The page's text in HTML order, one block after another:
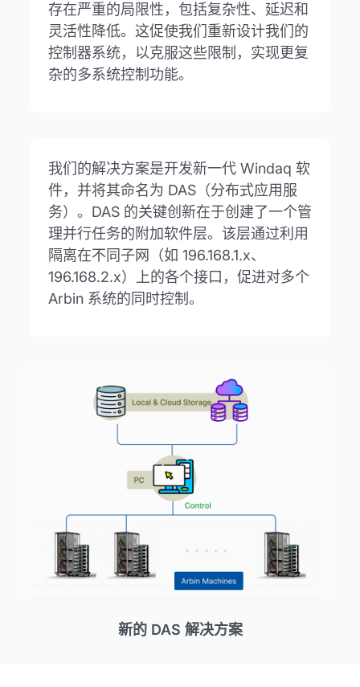
存在严重的局限性，包括复杂性、延迟和
灵活性降低。这促使我们重新设计我们的
控制器系统，以克服这些限制，实现更复
杂的多系统控制功能。
我们的解决方案是开发新一代 Windaq 软
件，并将其命名为 DAS（分布式应用服
务）。DAS 的关键创新在于创建了一个管
理并行任务的附加软件层。该层通过利用
隔离在不同子网（如 196.168.1.x、
196.168.2.x）上的各个接口，促进对多个
Arbin 系统的同时控制。
新的 DAS 解决方案